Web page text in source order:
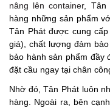
nâng lên container, Tân
hàng những sản phẩm
Tân Phát được cung
giá), chất lượng đảm
bảo hành sản phẩm đầy
đặt cầu ngay tại chân
Nhờ đó, Tân Phát luôn
hàng. Ngoài ra, bên